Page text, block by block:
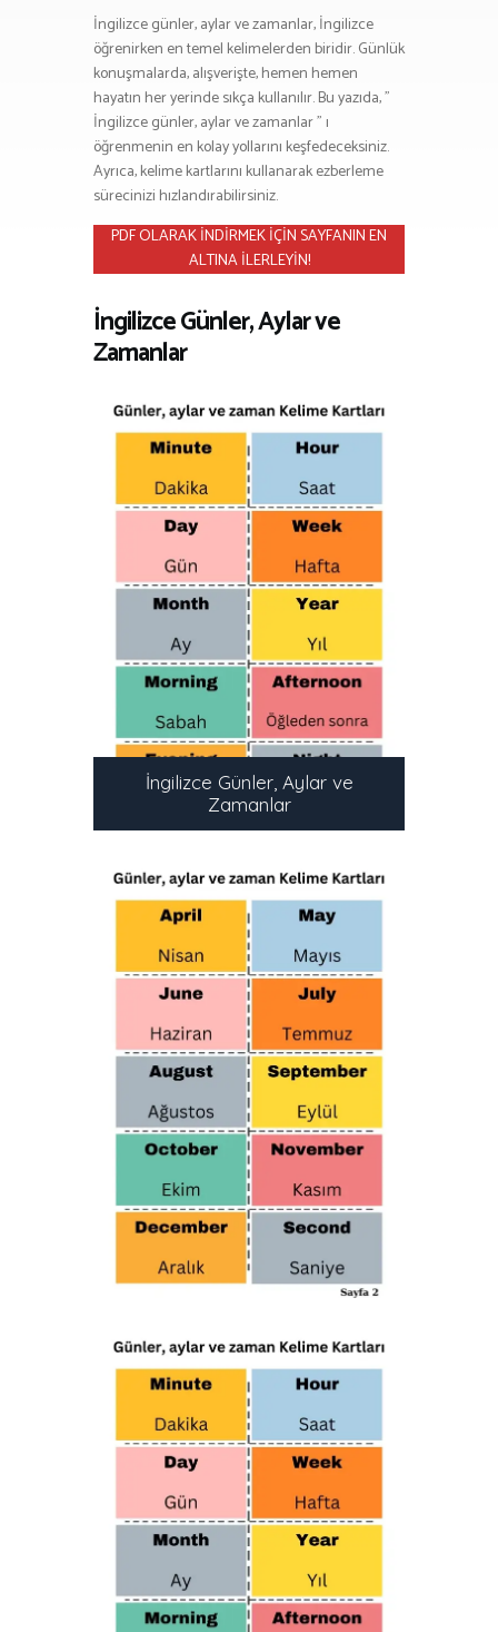
İngilizce günler, aylar ve zamanlar, İngilizce
öğrenirken en temel kelimelerden biridir. Günlük
konuşmalarda, alışverişte, hemen hemen
hayatın her yerinde sıkça kullanılır. Bu yazıda, ”
İngilizce günler, aylar ve zamanlar ” ı
öğrenmenin en kolay yollarını keşfedeceksiniz.
Ayrıca, kelime kartlarını kullanarak ezberleme
sürecinizi hızlandırabilirsiniz.
PDF OLARAK İNDİRMEK İÇİN SAYFANIN EN
ALTINA İLERLEYİN!
İngilizce Günler, Aylar ve
Zamanlar
İngilizce Günler, Aylar ve
Zamanlar